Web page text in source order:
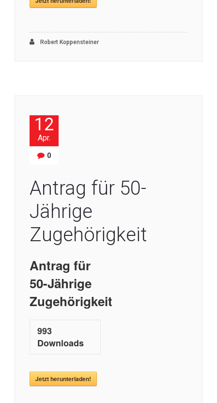
Robert Koppensteiner
12
Apr.
0
Antrag für 50-
Jährige
Zugehörigkeit
Antrag für
50-Jährige
Zugehörigkeit
993
Downloads
Jetzt herunterladen!